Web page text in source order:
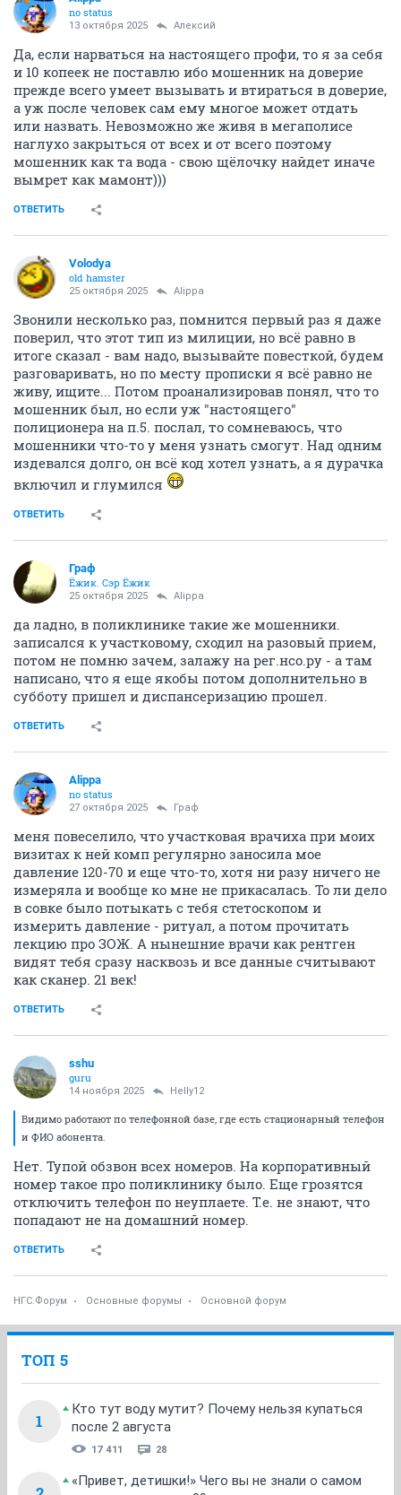
no status
13 октября 2025 Алексий
Да, если нарваться на настоящего профи, то я за себя
и 10 копеек не поставлю ибо мошенник на доверие
прежде всего умеет вызывать и втираться в доверие,
а уж после человек сам ему многое может отдать
или назвать. Невозможно же живя в мегаполисе
наглухо закрыться от всех и от всего поэтому
мошенник как та вода - свою щёлочку найдет иначе
вымрет как мамонт)))
ОТВЕТИТЬ
Volodya
old hamster
25 октября 2025 Alippa
Звонили несколько раз, помнится первый раз я даже
поверил, что этот тип из милиции, но всё равно в
итоге сказал - вам надо, вызывайте повесткой, будем
разговаривать, но по месту прописки я всё равно не
живу, ищите... Потом проанализировав понял, что то
мошенник был, но если уж "настоящего"
полиционера на п.5. послал, то сомневаюсь, что
мошенники что-то у меня узнать смогут. Над одним
издевался долго, он всё код хотел узнать, а я дурачка
включил и глумился
ОТВЕТИТЬ
Граф
Ёжик. Сэр Ёжик
25 октября 2025 Alippa
да ладно, в поликлинике такие же мошенники.
записался к участковому, сходил на разовый прием,
потом не помню зачем, залажу на рег.нсо.ру - а там
написано, что я еще якобы потом дополнительно в
субботу пришел и диспансеризацию прошел.
ОТВЕТИТЬ
Alippa
no status
27 октября 2025 Граф
меня повеселило, что участковая врачиха при моих
визитах к ней комп регулярно заносила мое
давление 120-70 и еще что-то, хотя ни разу ничего не
измеряла и вообще ко мне не прикасалась. То ли дело
в совке было потыкать с тебя стетоскопом и
измерить давление - ритуал, а потом прочитать
лекцию про ЗОЖ. А нынешние врачи как рентген
видят тебя сразу насквозь и все данные считывают
как сканер. 21 век!
ОТВЕТИТЬ
sshu
guru
14 ноября 2025 Helly12
Видимо работают по телефонной базе, где есть стационарный телефон
и ФИО абонента.
Нет. Тупой обзвон всех номеров. На корпоративный
номер такое про поликлинику было. Еще грозятся
отключить телефон по неуплаете. Т.е. не знают, что
попадают не на домашний номер.
ОТВЕТИТЬ
НГС.Форум Основные форумы Основной форум
ТОП 5
1
Кто тут воду мутит? Почему нельзя купаться
после 2 августа
17 411 28
«Привет, детишки!» Чего вы не знали о самом